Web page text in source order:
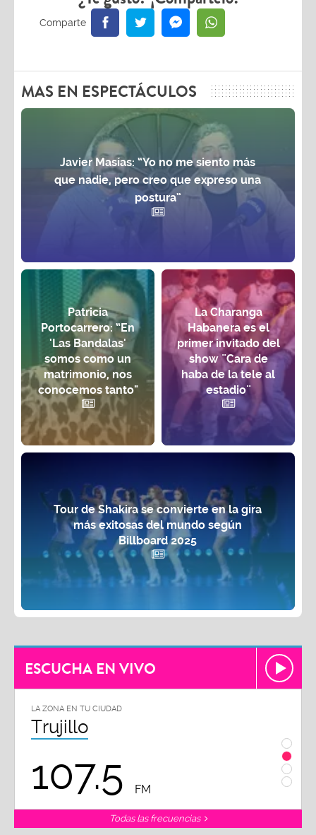
MAS EN ESPECTÁCULOS
Javier Masías: “Yo no me siento más
que nadie, pero creo que expreso una
postura”
Patricia
Portocarrero: “En
'Las Bandalas'
somos como un
matrimonio, nos
conocemos tanto"
La Charanga
Habanera es el
primer invitado del
show ¨Cara de
haba de la tele al
estadio¨
Tour de Shakira se convierte en la gira
más exitosas del mundo según
Billboard 2025
ESCUCHA EN VIVO
LA ZONA EN TU CIUDAD
Chiclayo
102.3
Todas las frecuencias